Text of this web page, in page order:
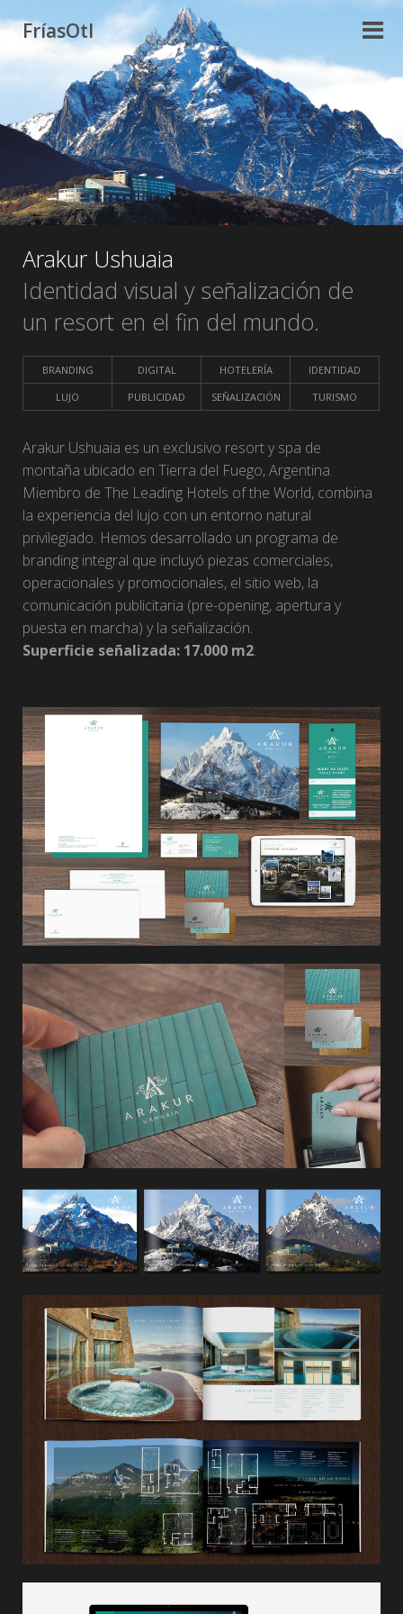
FríasOtl
Arakur Ushuaia
Identidad visual y señalización de
un resort en el fin del mundo.
BRANDING DIGITAL HOTELERÍA
IDENTIDAD
LUJO
PUBLICIDAD SEÑALIZACIÓN TURISMO
Arakur Ushuaia es un exclusivo resort y spa de
montaña ubicado en Tierra del Fuego, Argentina.
Miembro de The Leading Hotels of the World, combina
la experiencia del lujo con un entorno natural
privilegiado. Hemos desarrollado un programa de
branding integral que incluyó piezas comerciales,
operacionales y promocionales, el sitio web, la
comunicación publicitaria (pre-opening, apertura y
puesta en marcha) y la señalización.
Superficie señalizada: 17.000 m2.